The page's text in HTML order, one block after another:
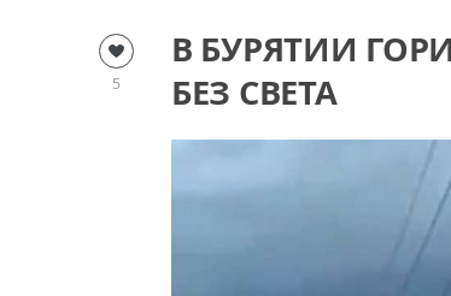
В БУРЯТИИ
БЕЗ СВЕТА
5